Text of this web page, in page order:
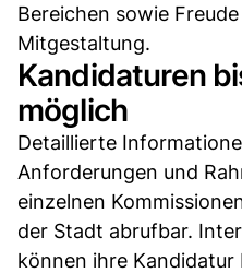
Bereichen sowie
Mitgestaltung.
Kandidaturen
möglich
Detaillierte
Anforderungen und
einzelnen
der Stadt abrufbar.
können ihre